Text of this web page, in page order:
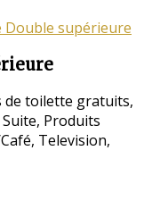
de toilette gratuits,
Suite, Produits
, Television,